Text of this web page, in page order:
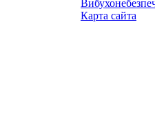
Карта сайта